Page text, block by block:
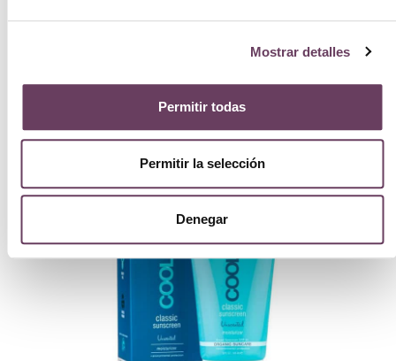
Mostrar detalles
Permitir todas
Permitir la selección
Denegar